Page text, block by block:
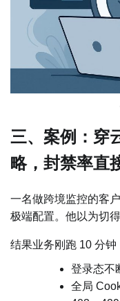
三、案例：穿
略，封禁率直
一名做跨境监控的客
极端配置。他以为切
结果业务刚跑 10 分钟
登录态不
全局